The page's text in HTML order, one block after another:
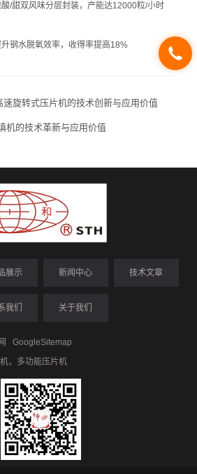
/甜双风味分层封装，产能达12000粒/小时
钢水脱氧效率，收得率提高18%
速旋转式压片机的技术创新与应用价值
机的技术革新与应用价值
展示 新闻中心 技术文章
我们 关于我们
GoogleSitemap
， 多功能压片机